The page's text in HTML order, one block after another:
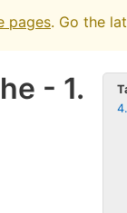
pages. Go the
- 1.